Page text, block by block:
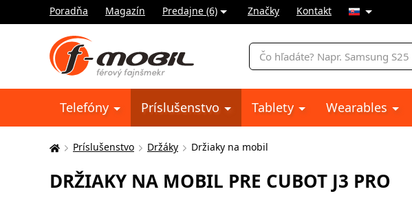
Poradňa Magazín Predajne (6) Značky Kontakt
Vyhľadávanie
Telefóny Príslušenstvo Tablety Wearables
Tu
nachádzate:
Príslušenstvo Držáky Držiaky na mobil
DRŽIAKY NA MOBIL PRE CUBOT J3 PRO